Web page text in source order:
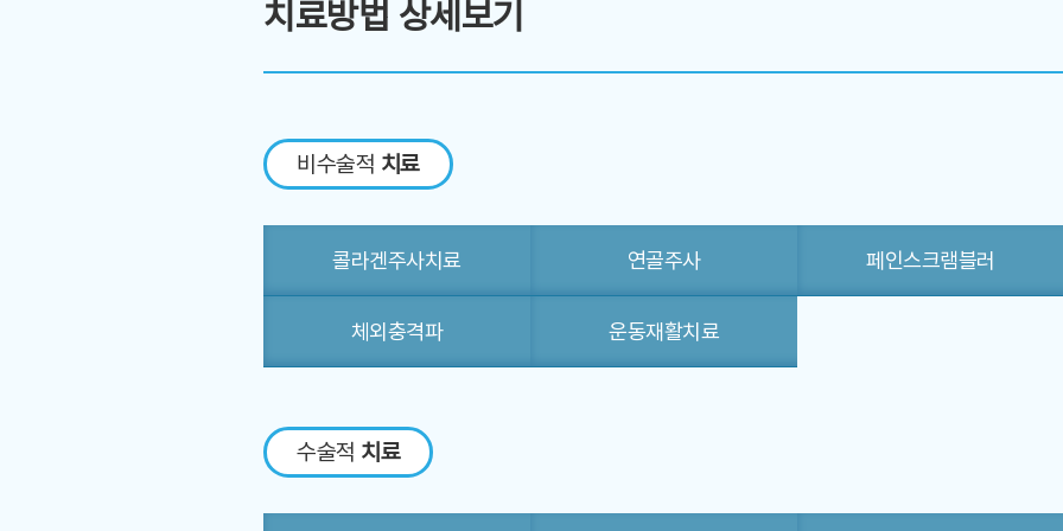
치료방법 상세보기
비수술적 치료
콜라겐주사치료 연골주사 페인스크램블러
체외충격파 운동재활치료
수술적 치료